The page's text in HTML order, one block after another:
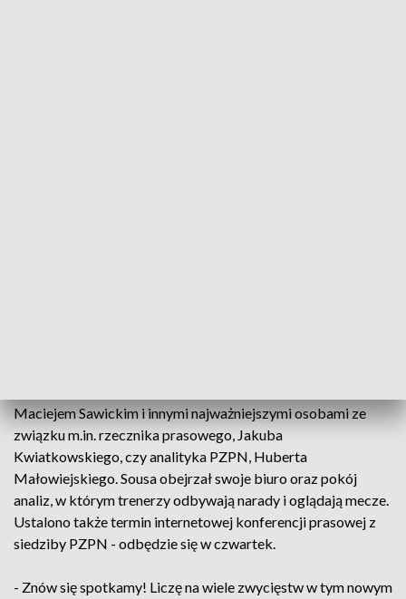
Maciejem Sawickim i innymi najważniejszymi osobami ze
związku m.in. rzecznika prasowego, Jakuba
Kwiatkowskiego, czy analityka PZPN, Huberta
Małowiejskiego. Sousa obejrzał swoje biuro oraz pokój
analiz, w którym trenerzy odbywają narady i oglądają mecze.
Ustalono także termin internetowej konferencji prasowej z
siedziby PZPN - odbędzie się w czwartek.
- Znów się spotkamy! Liczę na wiele zwycięstw w tym nowym